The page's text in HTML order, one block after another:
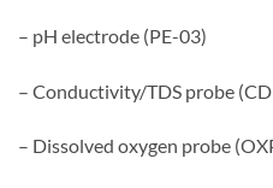
– pH electrode (PE-03)
– Conductivity/TDS probe
– Dissolved oxygen probe